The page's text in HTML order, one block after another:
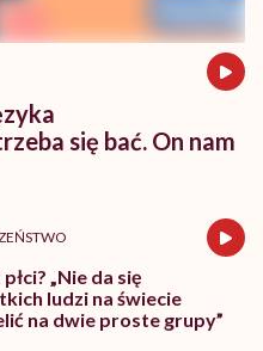
się bać. On nam
„Nie da się
ludzi na świecie
na dwie proste grupy”